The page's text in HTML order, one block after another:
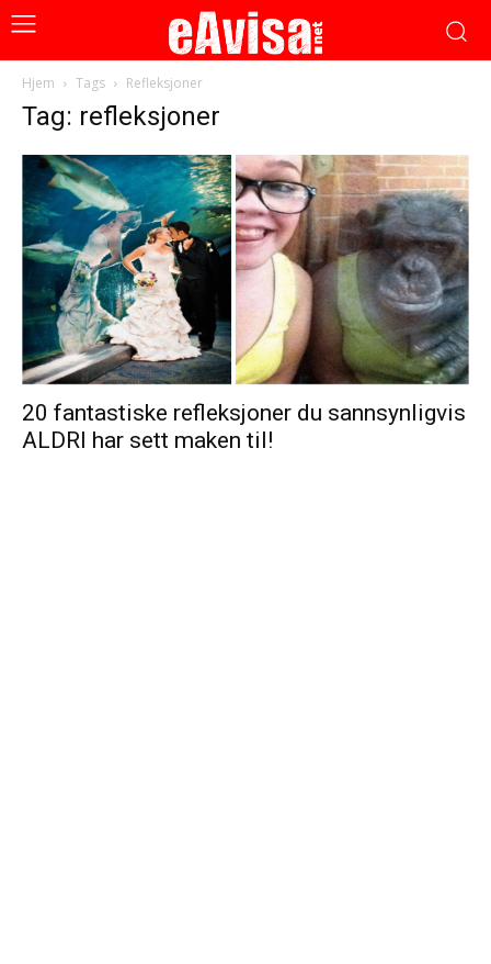
Hjem Tags Refleksjoner
Tag: refleksjoner
20 fantastiske refleksjoner du sannsynligvis
ALDRI har sett maken til!